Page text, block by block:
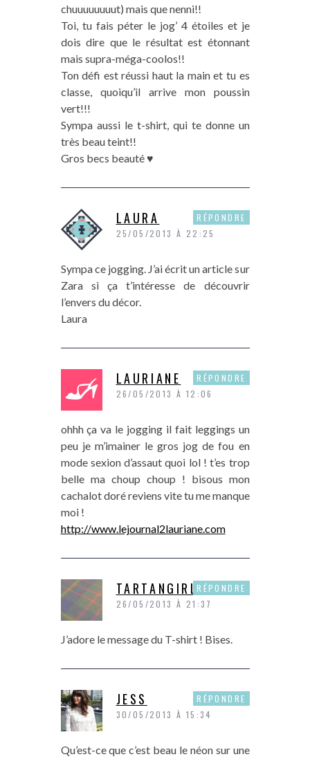
chuuuuuuuut) mais que nenni!!
Toi, tu fais péter le jog’ 4 étoiles et je
dois dire que le résultat est étonnant
mais supra-méga-coolos!!
Ton défi est réussi haut la main et tu es
classe, quoiqu’il arrive mon poussin
vert!!!
Sympa aussi le t-shirt, qui te donne un
très beau teint!!
Gros becs beauté ♥
LAURA
25/05/2013 À 22:25
Sympa ce jogging. J’ai écrit un article sur
Zara si ça t’intéresse de découvrir
l’envers du décor.
Laura
RÉPONDRE
LAURIANE
26/05/2013 À 12:06
ohhh ça va le jogging il fait leggings un
peu je m’imainer le gros jog de fou en
mode sexion d’assaut quoi lol ! t’es trop
belle ma choup choup ! bisous mon
cachalot doré reviens vite tu me manque
moi !
http://www.lejournal2lauriane.com
RÉPONDRE
TARTANGIRL
26/05/2013 À 21:37
J’adore le message du T-shirt ! Bises.
RÉPONDRE
JESS
30/05/2013 À 15:34
Qu’est-ce que c’est beau le néon sur une
RÉPONDRE